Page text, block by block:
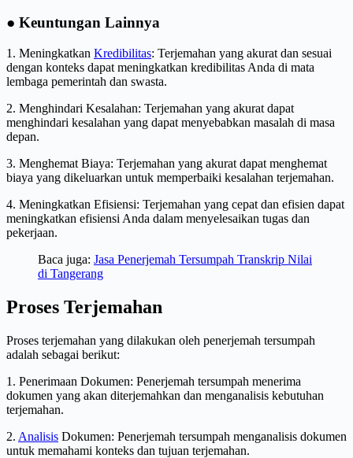
● Keuntungan Lainnya
1. Meningkatkan Kredibilitas: Terjemahan yang akurat dan sesuai
dengan konteks dapat meningkatkan kredibilitas Anda di mata
lembaga pemerintah dan swasta.
2. Menghindari Kesalahan: Terjemahan yang akurat dapat
menghindari kesalahan yang dapat menyebabkan masalah di masa
depan.
3. Menghemat Biaya: Terjemahan yang akurat dapat menghemat
biaya yang dikeluarkan untuk memperbaiki kesalahan terjemahan.
4. Meningkatkan Efisiensi: Terjemahan yang cepat dan efisien dapat
meningkatkan efisiensi Anda dalam menyelesaikan tugas dan
pekerjaan.
Baca juga: Jasa Penerjemah Tersumpah Transkrip Nilai
di Tangerang
Proses Terjemahan
Proses terjemahan yang dilakukan oleh penerjemah tersumpah
adalah sebagai berikut:
1. Penerimaan Dokumen: Penerjemah tersumpah menerima
dokumen yang akan diterjemahkan dan menganalisis kebutuhan
terjemahan.
2. Analisis Dokumen: Penerjemah tersumpah menganalisis dokumen
untuk memahami konteks dan tujuan terjemahan.